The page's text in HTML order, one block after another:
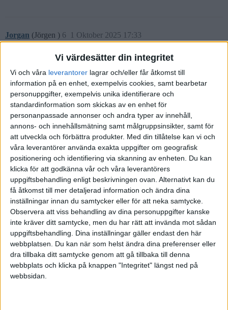
Vi värdesätter din integritet
Vi och våra leverantorer lagrar och/eller får åtkomst till
information på en enhet, exempelvis cookies, samt bearbetar
personuppgifter, exempelvis unika identifierare och
standardinformation som skickas av en enhet för
personanpassade annonser och andra typer av innehåll,
annons- och innehållsmätning samt målgruppsinsikter, samt för
att utveckla och förbättra produkter. Med din tillåtelse kan vi och
våra leverantörer använda exakta uppgifter om geografisk
positionering och identifiering via skanning av enheten. Du kan
klicka för att godkänna vår och våra leverantörers
uppgiftsbehandling enligt beskrivningen ovan. Alternativt kan du
få åtkomst till mer detaljerad information och ändra dina
inställningar innan du samtycker eller för att neka samtycke.
Observera att viss behandling av dina personuppgifter kanske
inte kräver ditt samtycke, men du har rätt att invända mot sådan
uppgiftsbehandling. Dina inställningar gäller endast den här
webbplatsen. Du kan när som helst ändra dina preferenser eller
dra tillbaka ditt samtycke genom att gå tillbaka till denna
webbplats och klicka på knappen "Integritet" längst ned på
webbsidan.
Jorgan (Jörgen ) 1 Oktober 2025 17:33
6
100% aktier, utifrån riktlinjen 10% aktier per sparhorisont-år (+10
år).
1 gillning
Amsepamse (Amsepamse) 3 Oktober 2025 15:38
7
0% räntefonder.
Räntor är en alldeles för riskfylld placering på alla tidshorisonter
med tanke på den usla utvecklingen räntepapper har.
Det var annorlunda förr i tiden (före millenieskiftet) när räntorna låg
stadigt över 5%, ofta närmre 10%.
I den lågräntemiljö vi befinner oss i är tillväxtmarginalen minimal
(det vill säga att räntor skulle gå ner med flera procent) medan
förlustpotentialen är enorm (dvs att räntan går upp med flera
procent)